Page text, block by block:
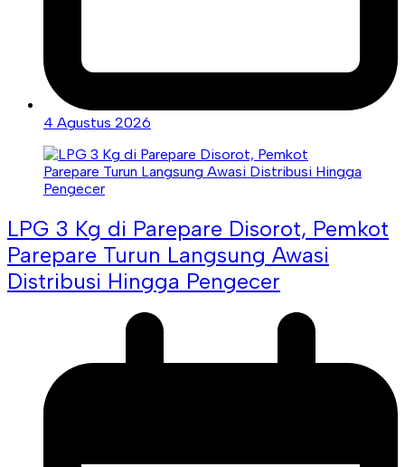
4 Agustus 2026
LPG 3 Kg di Parepare Disorot, Pemkot
Parepare Turun Langsung Awasi
Distribusi Hingga Pengecer